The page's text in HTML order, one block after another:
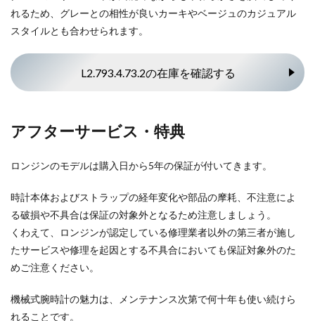
れるため、グレーとの相性が良いカーキやベージュのカジュアル
スタイルとも合わせられます。
L2.793.4.73.2の在庫を確認する
アフターサービス・特典
ロンジンのモデルは購入日から5年の保証が付いてきます。
時計本体およびストラップの経年変化や部品の摩耗、不注意によ
る破損や不具合は保証の対象外となるため注意しましょう。
くわえて、ロンジンが認定している修理業者以外の第三者が施し
たサービスや修理を起因とする不具合においても保証対象外のた
めご注意ください。
機械式腕時計の魅力は、メンテナンス次第で何十年も使い続けら
れることです。